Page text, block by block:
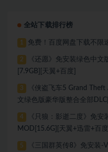
全站下载排行榜
1 免费！百度网盘下载不限
2
《还愿》免安装绿色中文
[7.9GB][天翼+百度]
3
《侠盗飞车5 Grand
文绿色版豪华版整合全部
4
《只狼：影逝二度》免
MOD[15.6G][天翼+迅雷+百度]
5
《三国群英传8》免安装-